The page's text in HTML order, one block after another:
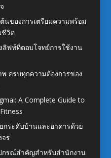
นของการเตรียมความพร้อม
ชีวิต
ลิฟท์ที่ตอบโจทย์การใช้งาน
ครบทุกความต้องการของ
A Complete Guide to
กระดับบ้านและอาคารด้วย
ร
กรณ์สำคัญสำหรับสำนักงาน